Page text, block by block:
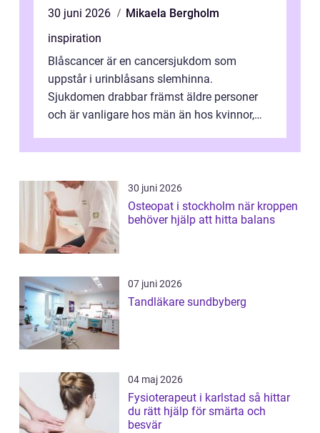
30 juni 2026
Mikaela Bergholm
inspiration
Blåscancer är en cancersjukdom som
uppstår i urinblåsans slemhinna.
Sjukdomen drabbar främst äldre personer
och är vanligare hos män än hos kvinnor,
förändringarna u...
30 juni 2026
Osteopat i stockholm när kroppen
behöver hjälp att hitta balans
07 juni 2026
Tandläkare sundbyberg
04 maj 2026
Fysioterapeut i karlstad så hittar
du rätt hjälp för smärta och
besvär